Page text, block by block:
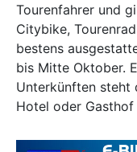
Tourenfahrer und
Citybike,
bestens
bis Mitte Oktober.
Unterkünften steht
Hotel oder